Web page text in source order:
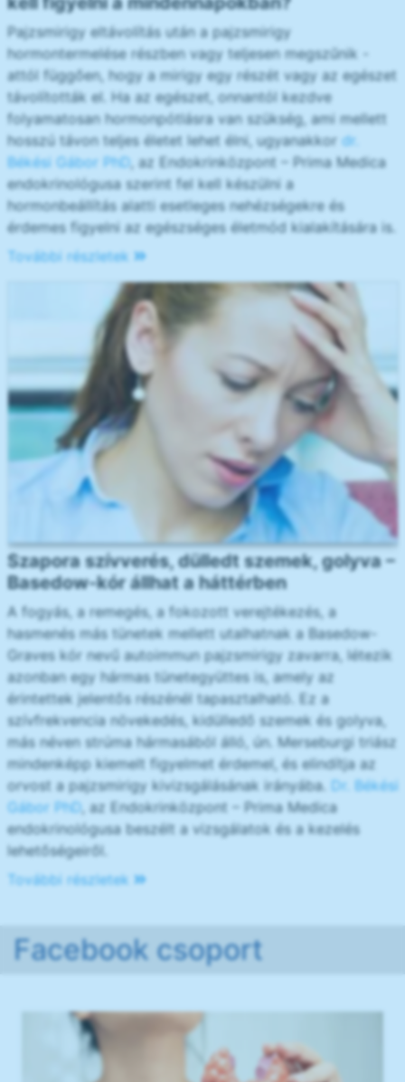
Pajzsmirigy eltávolítás után a pajzsmirigy
hormontermelése részben vagy teljesen megszűnik -
attól függően, hogy a mirigy egy részét vagy az egészet
távolították el. Ha az egészet, onnantól kezdve
folyamatosan hormonpótlásra van szükség, ami mellett
hosszú távon teljes életet lehet élni, ugyanakkor dr.
Békési Gábor PhD
, az Endokrinközpont – Prima Medica
endokrinológusa szerint fel kell készülni a
hormonbeállítás alatti esetleges nehézségekre és
érdemes figyelni az egészséges életmód kialakítására is.
További részletek
Szapora szívverés, dülledt szemek, golyva –
Basedow-kór állhat a háttérben
A fogyás, a remegés, a fokozott verejtékezés, a
hasmenés más tünetek mellett utalhatnak a Basedow-
Graves kór nevű autoimmun pajzsmirigy zavarra, létezik
azonban egy hármas tünetegyüttes is, amely az
érintettek jelentős részénél tapasztalható. Ez a
szívfrekvencia növekedés, kidülledő szemek és golyva,
más néven strúma hármasából álló, ún. Merseburgi triász
mindenképp kiemelt figyelmet érdemel, és elindítja az
orvost a pajzsmirigy kivizsgálásának irányába. Dr. Békési
Gábor PhD, az Endokrinközpont – Prima Medica
endokrinológusa beszélt a vizsgálatok és a kezelés
lehetőségeiről.
További részletek
Facebook csoport